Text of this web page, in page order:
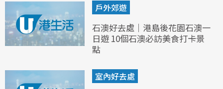
戶外郊遊
石澳好去處｜港島後花園石澳一
日遊 10個石澳必訪美食打卡景
點
室內好去處